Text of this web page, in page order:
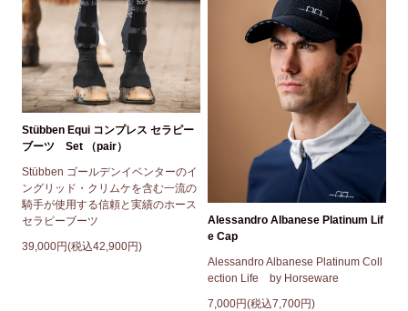
Stübben Equi コンプレス セラピー
ブーツ Set （pair）
Stübben ゴールデンイベンターのイ
ングリッド・クリムケを含む一流の
騎手が使用する信頼と実績のホース
セラピーブーツ
39,000円(税込42,900円)
Alessandro Albanese Platinum Lif
e Cap
Alessandro Albanese Platinum Coll
ection Life by Horseware
7,000円(税込7,700円)